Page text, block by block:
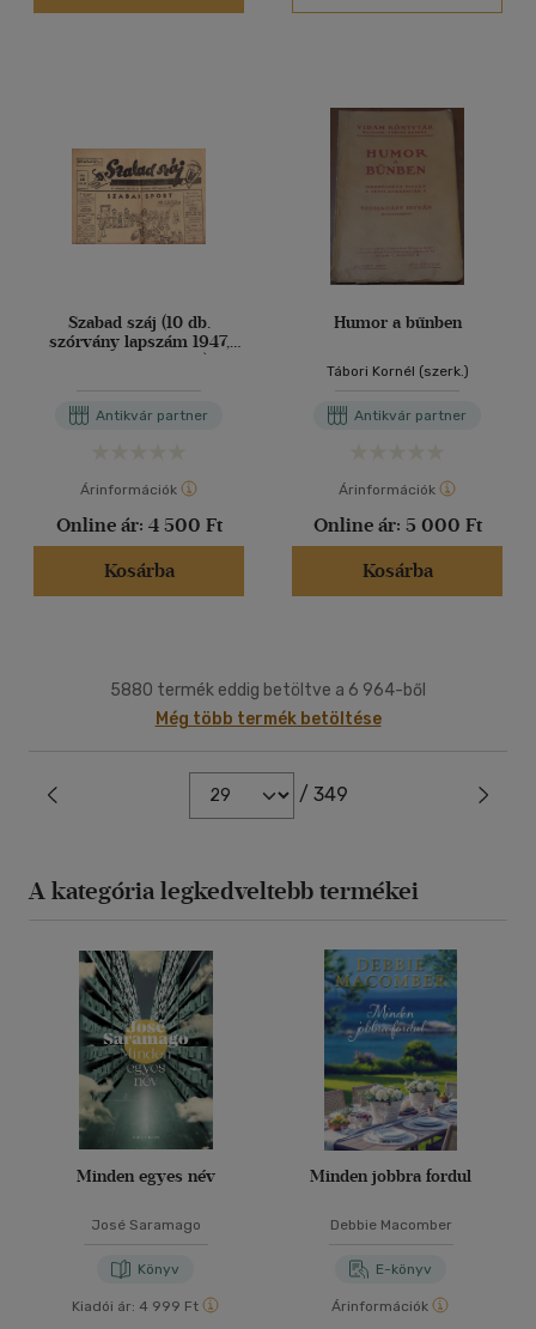
Szabad száj (10 db.
szórvány lapszám 1947,
1949 és 1990-ből)
Antikvár partner
Árinformációk
Online ár: 4 500 Ft
Kosárba
Humor a bűnben
Tábori Kornél (szerk.)
Antikvár partner
Árinformációk
Online ár: 5 000 Ft
Kosárba
5880 termék eddig betöltve a 6 964-ből
Még több termék betöltése
/ 349
A kategória legkedveltebb termékei
Minden egyes név
José Saramago
Könyv
Kiadói ár: 4 999 Ft
Minden jobbra fordul
Debbie Macomber
E-könyv
Árinformációk